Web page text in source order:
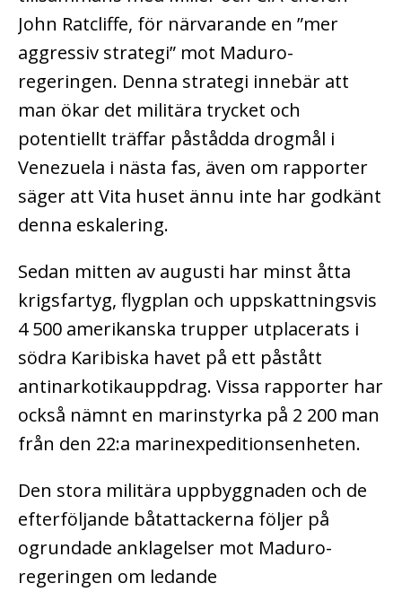
John Ratcliffe, för närvarande en ”mer
aggressiv strategi” mot Maduro-
regeringen. Denna strategi innebär att
man ökar det militära trycket och
potentiellt träffar påstådda drogmål i
Venezuela i nästa fas, även om rapporter
säger att Vita huset ännu inte har godkänt
denna eskalering.
Sedan mitten av augusti har minst åtta
krigsfartyg, flygplan och uppskattningsvis
4 500 amerikanska trupper utplacerats i
södra Karibiska havet på ett påstått
antinarkotikauppdrag. Vissa rapporter har
också nämnt en marinstyrka på 2 200 man
från den 22:a marinexpeditionsenheten.
Den stora militära uppbyggnaden och de
efterföljande båtattackerna följer på
ogrundade anklagelser mot Maduro-
regeringen om ledande